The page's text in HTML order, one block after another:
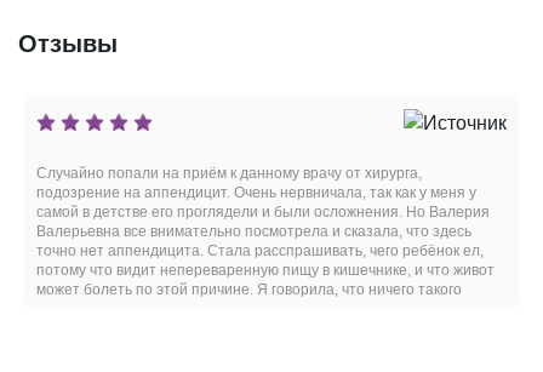
Отзывы
Случайно попали на приём к данному врачу от хирурга,
подозрение на аппендицит. Очень нервничала, так как у меня у
самой в детстве его проглядели и были осложнения. Но Валерия
Валерьевна все внимательно посмотрела и сказала, что здесь
точно нет аппендицита. Стала расспрашивать, чего ребёнок ел,
потому что видит непереваренную пищу в кишечнике, и что живот
может болеть по этой причине. Я говорила, что ничего такого